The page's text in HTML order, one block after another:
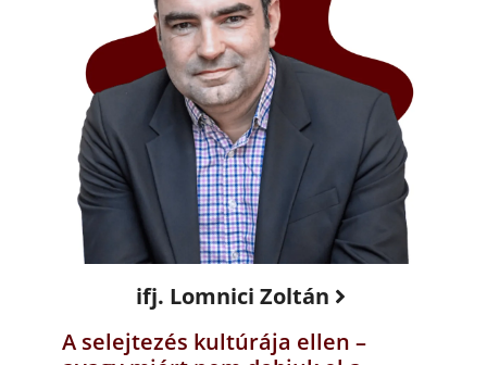
ifj. Lomnici Zoltán
A selejtezés kultúrája ellen –